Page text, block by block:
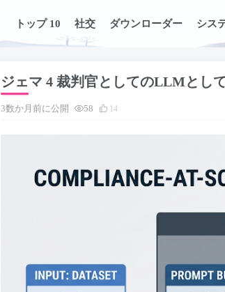
トップ 10 社交 ダウンローダー シス
ジェマ 4 裁判官としてのLLMとし
3数か月前に公開 58 14